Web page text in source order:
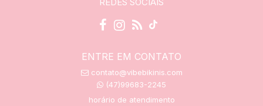
ENTRE EM CONTATO
contato@vibebikinis.com
(47)99683-2245
horário de atendimento